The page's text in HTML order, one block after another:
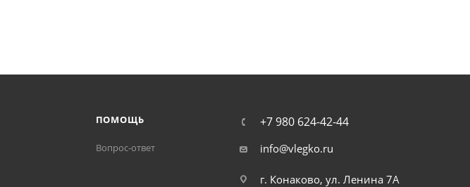
ПОМОЩЬ
Вопрос-ответ
+7 980 624-42-44
info@vlegko.ru
г. Конаково, ул. Ленина 7А